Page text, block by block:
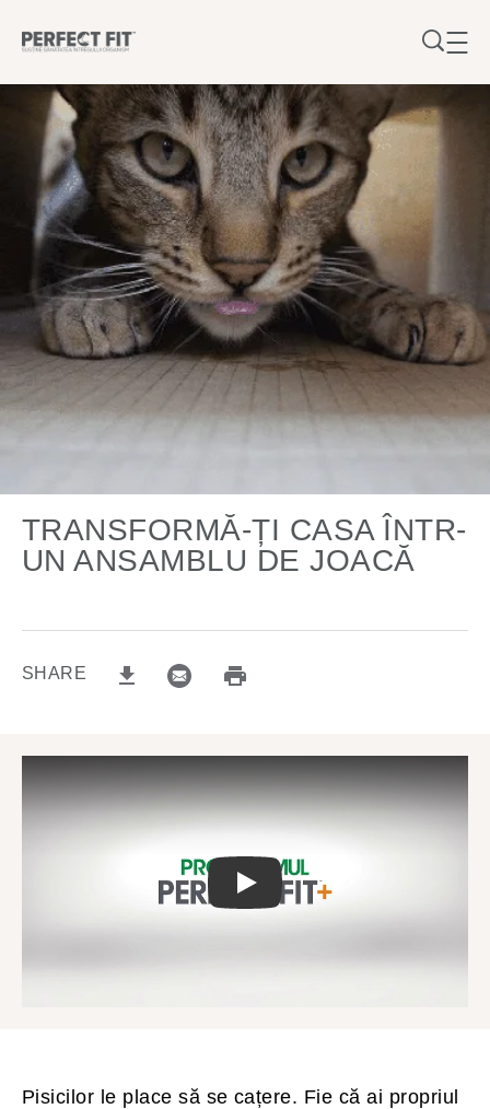
TRANSFORMĂ-ȚI CASA ÎNTR-
UN ANSAMBLU DE JOACĂ
SHARE Download (opens in new window)
email (opens in new window)
Print (opens in same window)
Play
Pisicilor le place să se cațere. Fie că ai propriul